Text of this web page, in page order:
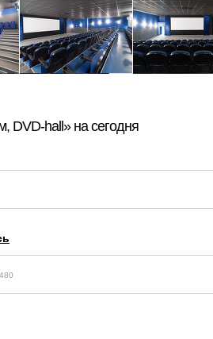
DVD-hall» на сегодня
480